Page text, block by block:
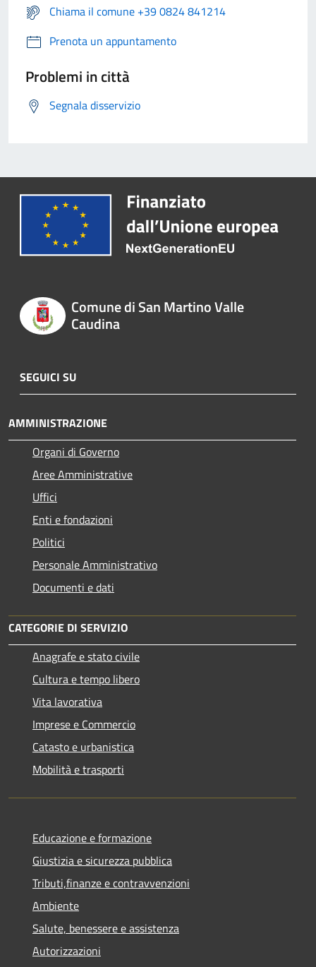
Chiama il comune +39 0824 841214
Prenota un appuntamento
Problemi in città
Segnala disservizio
Comune di San Martino Valle
Caudina
SEGUICI SU
AMMINISTRAZIONE
Organi di Governo
Aree Amministrative
Uffici
Enti e fondazioni
Politici
Personale Amministrativo
Documenti e dati
CATEGORIE DI SERVIZIO
Anagrafe e stato civile
Cultura e tempo libero
Vita lavorativa
Imprese e Commercio
Catasto e urbanistica
Mobilità e trasporti
Educazione e formazione
Giustizia e sicurezza pubblica
Tributi,finanze e contravvenzioni
Ambiente
Salute, benessere e assistenza
Autorizzazioni